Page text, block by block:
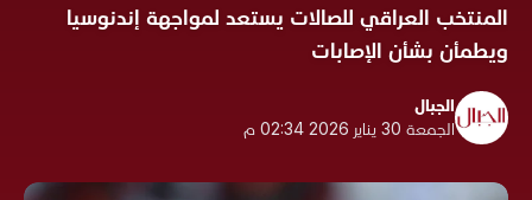
المنتخب العراقي للصالات يستعد لمواجهة إندنوسيا
ويطمأن بشأن الإصابات
الجبال
الجمعة 30 يناير 2026 02:34 م